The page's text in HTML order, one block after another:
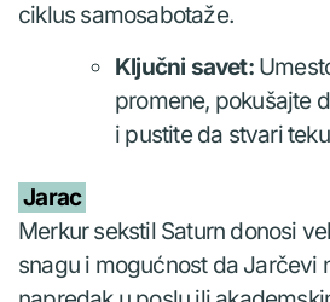
ciklus samosabotaže.
Ključni savet:
promene, pokušajte
i pustite da stvari
Jarac
Merkur sekstil Saturn donosi
snagu i mogućnost da Jarčevi